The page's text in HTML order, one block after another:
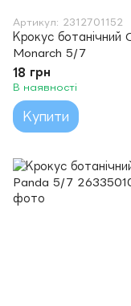
Артикул: 2312701152
Крокус ботанічний
Monarch 5/7
18 грн
В наявності
Купити